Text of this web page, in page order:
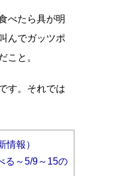
べたら具が明
んでガッツポ
こと。
す。それでは
情報）
る～5/9～15の